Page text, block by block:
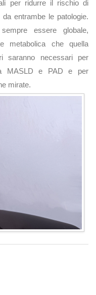
per ridurre il rischio di
entrambe le patologie.
essere globale,
metabolica che quella
saranno necessari per
MASLD e PAD e per
mirate.